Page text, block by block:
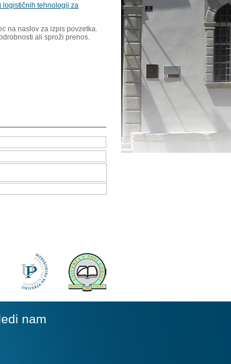
logističnih tehnologij za
na naslov za izpis povzetka.
ali sproži prenos.
nam